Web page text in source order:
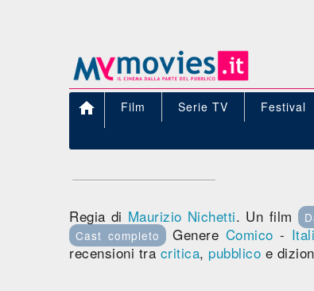
 Film Serie TV Festival
Regia di Maurizio Nichetti. Un film
Cast completo Genere Comico -
recensioni tracritica, pubblico e